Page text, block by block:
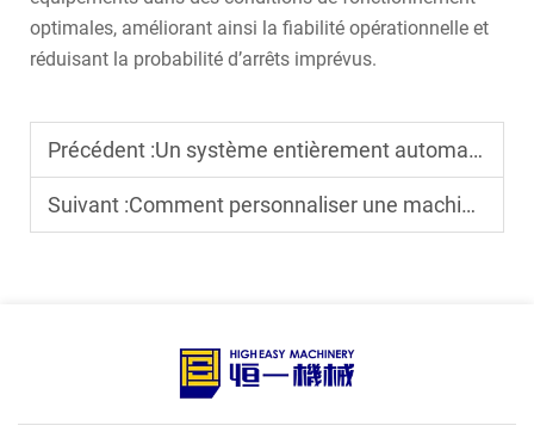
optimales, améliorant ainsi la fiabilité opérationnelle et
réduisant la probabilité d’arrêts imprévus.
Précédent :Un système entièrement automatique de remplissage et de bouchonnage de sachets à bec verseur constitue-t-il un investissement rentable ?
Suivant :Comment personnaliser une machine de remplissage et de bouchonnage de sachets à bec verseur pour des produits spécifiques ?